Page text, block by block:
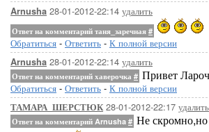
Arnusha 28-01-2012-22:14 удалить
Ответ на комментарий таня_заречная #
Обратиться - Ответить - К полной версии
Arnusha 28-01-2012-22:14 удалить
Ответ на комментарий хаверочка # Привет
Обратиться - Ответить - К полной версии
ТАМАРА_ШЕРСТЮК28-01-2012-22:17 удалить
Ответ на комментарий Arnusha # Не